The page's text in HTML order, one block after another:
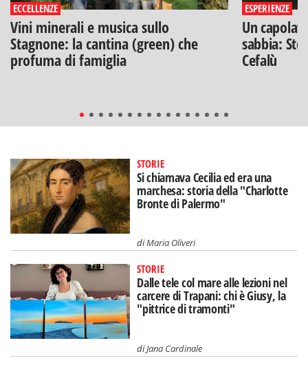
ECCELLENZE
Vini minerali e musica sullo
Stagnone: la cantina (green) che
profuma di famiglia
ESPERIENZE
Un
sabbia:
Cefalù
STORIE
Si chiamava Cecilia ed era una
marchesa: storia della "Charlotte
Bronte di Palermo"
diMaria Oliveri
STORIE
Dalle tele col mare alle lezioni nel
carcere di Trapani: chi è Giusy, la
"pittrice di tramonti"
diJana Cardinale